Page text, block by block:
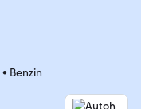
• Benzin